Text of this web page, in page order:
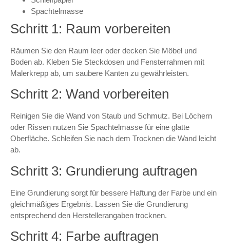
Spachtelmasse
Schritt 1: Raum vorbereiten
Räumen Sie den Raum leer oder decken Sie Möbel und
Boden ab. Kleben Sie Steckdosen und Fensterrahmen mit
Malerkrepp ab, um saubere Kanten zu gewährleisten.
Schritt 2: Wand vorbereiten
Reinigen Sie die Wand von Staub und Schmutz. Bei Löchern
oder Rissen nutzen Sie Spachtelmasse für eine glatte
Oberfläche. Schleifen Sie nach dem Trocknen die Wand leicht
ab.
Schritt 3: Grundierung auftragen
Eine Grundierung sorgt für bessere Haftung der Farbe und ein
gleichmäßiges Ergebnis. Lassen Sie die Grundierung
entsprechend den Herstellerangaben trocknen.
Schritt 4: Farbe auftragen